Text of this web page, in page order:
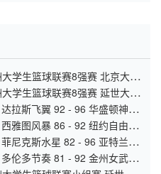
学生篮球联赛8强赛 北京大学
学生篮球联赛8强赛 延世大学
拉斯飞翼 92 - 96 华盛顿神秘
雅图风暴 86 - 92 纽约自由人
尼克斯水星 82 - 96 亚特兰大
伦多节奏 81 - 92 金州女武神